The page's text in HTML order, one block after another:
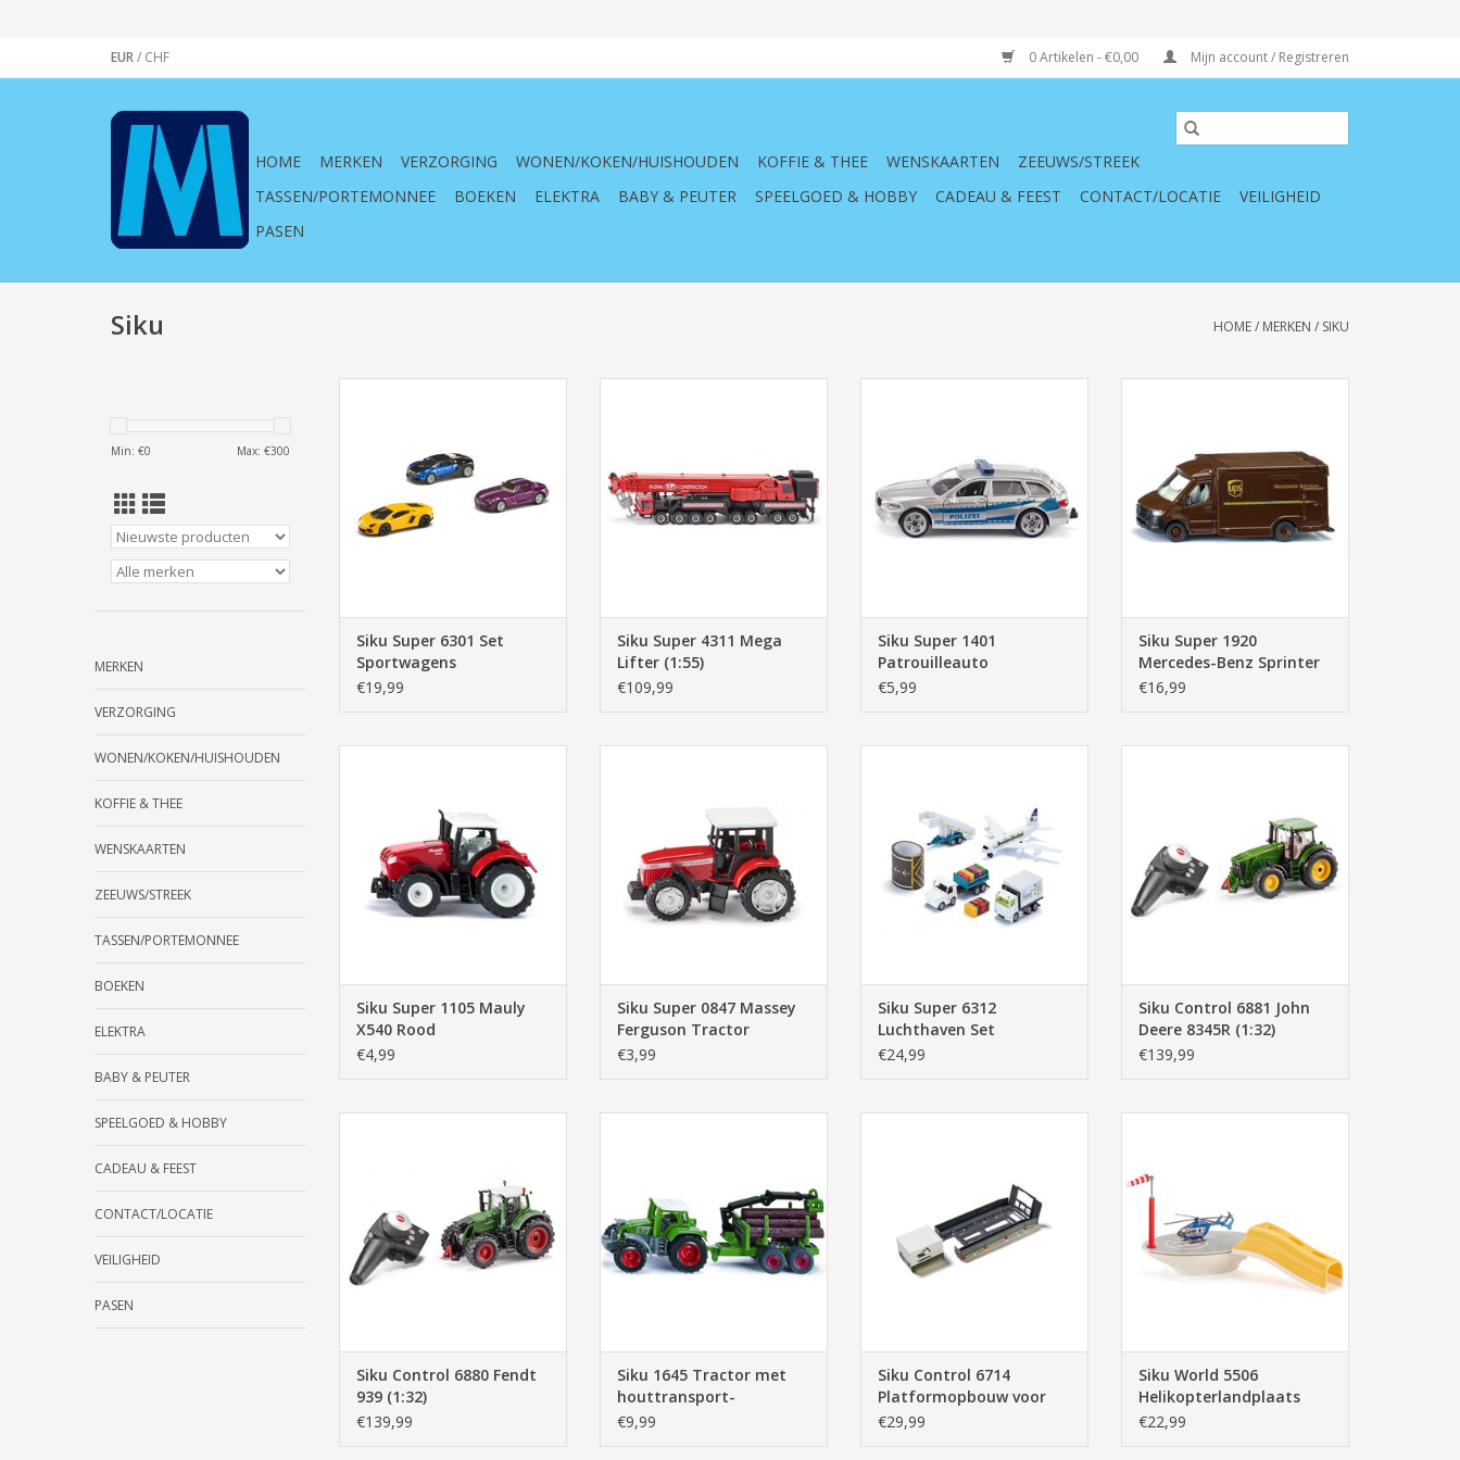
EUR/ CHF 0 Artikelen - €0,00 Mijn account / Registreren
HOME MERKEN VERZORGING WONEN/KOKEN/HUISHOUDEN KOFFIE & THEE WENSKAARTEN
ZEEUWS/STREEK
TASSEN/PORTEMONNEE
BOEKEN ELEKTRA BABY & PEUTER SPEELGOED & HOBBY CADEAU & FEEST CONTACT/LOCATIE
VEILIGHEID
PASEN
Siku HOME/ MERKEN / SIKU
Min: €0 Max: €300
MERKEN
VERZORGING
WONEN/KOKEN/HUISHOUDEN
KOFFIE & THEE
WENSKAARTEN
ZEEUWS/STREEK
TASSEN/PORTEMONNEE
BOEKEN
ELEKTRA
BABY & PEUTER
SPEELGOED & HOBBY
CADEAU & FEEST
CONTACT/LOCATIE
VEILIGHEID
PASEN
Siku Super 6301 Set
Sportwagens
€19,99
Siku Super 4311 Mega
Lifter (1:55)
€109,99
Siku Super 1401
Patrouilleauto
€5,99
Siku Super 1920
Mercedes-Benz Sprinter
UPS koerierdienst (1:50)
€16,99
Siku Super 1105 Mauly
X540 Rood
€4,99
TOEVOEGEN AAN WINKELWAGEN
Siku Super 0847 Massey
Ferguson Tractor
€3,99
Siku Super 6312
Luchthaven Set
€24,99
Siku Control 6881 John
Deere 8345R (1:32)
€139,99
TOEVOEGEN AAN WINKELWAGEN
Siku Control 6880 Fendt
939 (1:32)
€139,99
Siku 1645 Tractor met
houttransport-
aanhanger
€9,99
TOEVOEGEN AAN WINKELWAGEN
Siku Control 6714
Platformopbouw voor
Sikucontrol Dieplader
€29,99
TOEVOEGEN AAN WINKELWAGEN
Siku World 5506
Helikopterlandplaats
€22,99